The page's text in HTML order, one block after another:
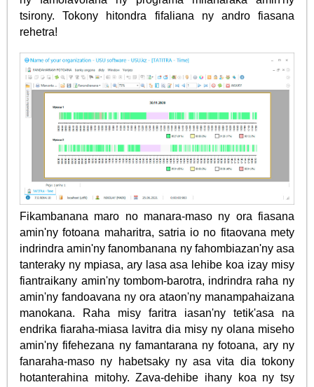
tsirony. Tokony hitondra fifaliana ny andro fiasana
rehetra!
Fikambanana maro no manara-maso ny ora fiasana
amin'ny fotoana maharitra, satria io no fitaovana mety
indrindra amin'ny fanombanana ny fahombiazan'ny asa
tanteraky ny mpiasa, ary lasa asa lehibe koa izay misy
fiantraikany amin'ny tombom-barotra, indrindra raha ny
amin'ny fandoavana ny ora ataon'ny manampahaizana
manokana. Raha misy faritra iasan'ny tetik'asa na
endrika fiaraha-miasa lavitra dia misy ny olana miseho
amin'ny fifehezana ny famantarana ny fotoana, ary ny
fanaraha-maso ny habetsaky ny asa vita dia tokony
hotanterahina mitohy. Zava-dehibe ihany koa ny tsy